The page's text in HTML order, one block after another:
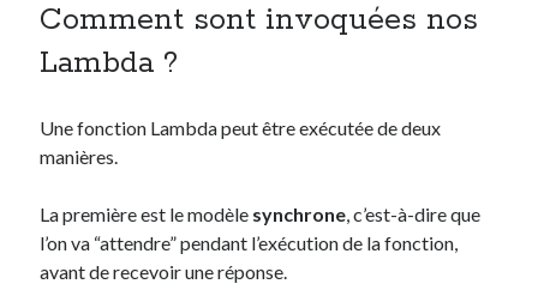
Comment sont invoquées nos
Lambda ?
Une fonction Lambda peut être exécutée de deux
manières.
La première est le modèle synchrone, c’est-à-dire que
l’on va “attendre” pendant l’exécution de la fonction,
avant de recevoir une réponse.